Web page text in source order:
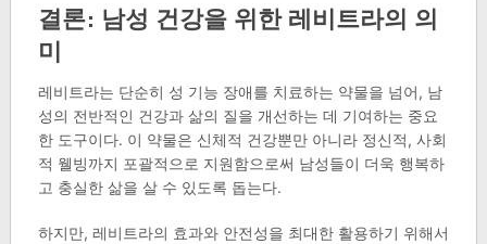
결론: 남성 건강을 위한 레비트라의 의
미
레비트라는 단순히 성 기능 장애를 치료하는 약물을 넘어, 남
성의 전반적인 건강과 삶의 질을 개선하는 데 기여하는 중요
한 도구이다. 이 약물은 신체적 건강뿐만 아니라 정신적, 사회
적 웰빙까지 포괄적으로 지원함으로써 남성들이 더욱 행복하
고 충실한 삶을 살 수 있도록 돕는다.
하지만, 레비트라의 효과와 안전성을 최대한 활용하기 위해서